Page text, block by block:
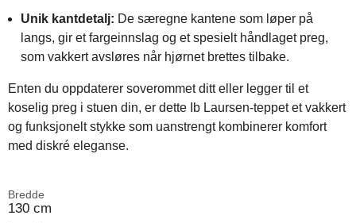
Unik kantdetalj: De særegne kantene som løper på
langs, gir et fargeinnslag og et spesielt håndlaget preg,
som vakkert avsløres når hjørnet brettes tilbake.
Enten du oppdaterer soverommet ditt eller legger til et
koselig preg i stuen din, er dette Ib Laursen-teppet et vakkert
og funksjonelt stykke som uanstrengt kombinerer komfort
med diskré eleganse.
Bredde
130 cm